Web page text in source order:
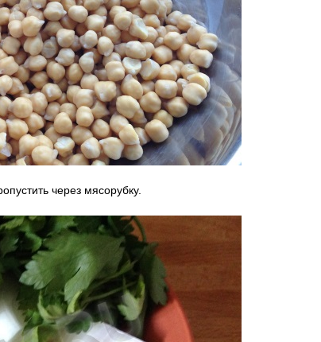
через мясорубку.